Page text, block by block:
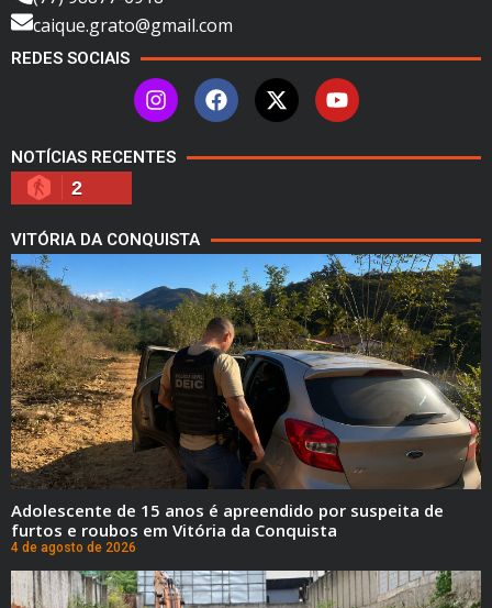
caique.grato@gmail.com
REDES SOCIAIS
NOTÍCIAS RECENTES
2
VITÓRIA DA CONQUISTA
Adolescente de 15 anos é apreendido por suspeita de
furtos e roubos em Vitória da Conquista
4 de agosto de 2026